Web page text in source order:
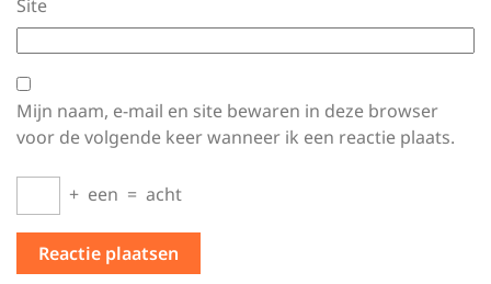
Site
Mijn naam, e-mail en site bewaren in deze browser
voor de volgende keer wanneer ik een reactie plaats.
+ een = acht